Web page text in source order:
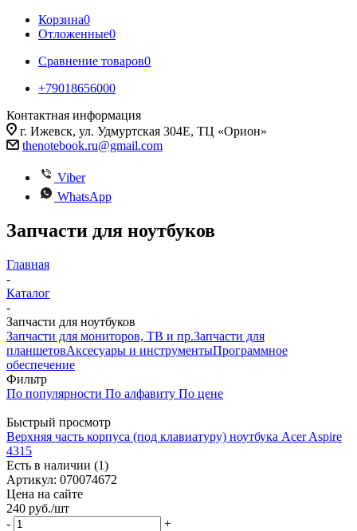
Корзина0
Отложенные0
Сравнение товаров0
+79018656000
Контактная информация
г. Ижевск, ул. Удмуртская 304Е, ТЦ «Орион»
thenotebook.ru@gmail.com
Viber
WhatsApp
Запчасти для ноутбуков
Главная
-
Каталог
-
Запчасти для ноутбуков
Запчасти для мониторов, ТВ и пр.Запчасти для
планшетовАксесуары и инструментыПрограммное
обеспечение
Фильтр
По популярности По алфавиту По цене
Быстрый просмотр
Верхняя часть корпуса (под клавиатуру) ноутбука Acer Aspire
4315
Есть в наличии (1)
Артикул: 070074672
Цена на сайте
240 руб./шт
-
+